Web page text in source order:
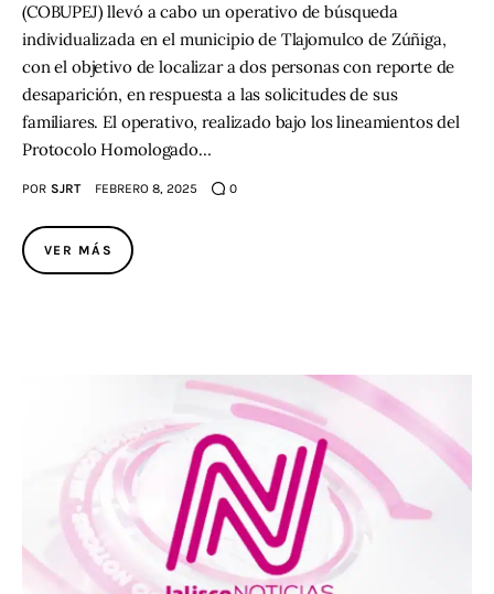
(COBUPEJ) llevó a cabo un operativo de búsqueda
individualizada en el municipio de Tlajomulco de Zúñiga,
con el objetivo de localizar a dos personas con reporte de
desaparición, en respuesta a las solicitudes de sus
familiares. El operativo, realizado bajo los lineamientos del
Protocolo Homologado…
POR SJRT FEBRERO 8, 2025 0
VER MÁS